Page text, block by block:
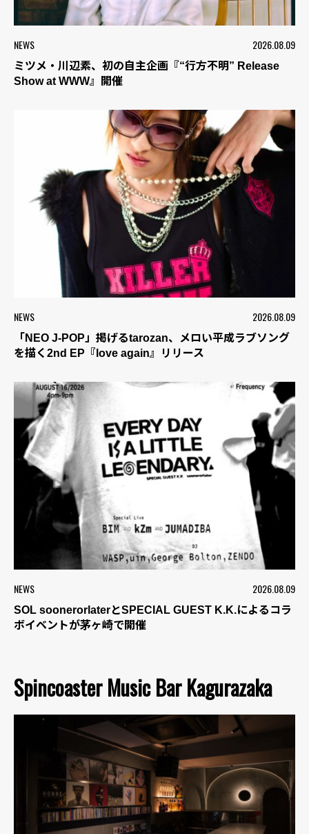
NEWS 2026.08.09
ミツメ・川辺素、初の自主企画『“行方不明” Release
Show at WWW』開催
NEWS 2026.08.09
「NEO J-POP」掲げるtarozan、メロい平成ラブソング
を描く2nd EP『love again』リリース
NEWS 2026.08.09
SOL soonerorlaterとSPECIAL GUEST K.K.によるコラ
ボイベントが茅ヶ崎で開催
Spincoaster Music Bar Kagurazaka